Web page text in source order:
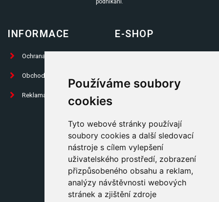
Používáme soubory
cookies
Tyto webové stránky používají
soubory cookies a další sledovací
nástroje s cílem vylepšení
uživatelského prostředí, zobrazení
přizpůsobeného obsahu a reklam,
analýzy návštěvnosti webových
stránek a zjištění zdroje
podnikání.
INFORMACE
Ochrana osobních údajů
Obchodní podmínky
Reklamační formulář
E-SHOP
Ostatní
Kontakty
KONTAKTY